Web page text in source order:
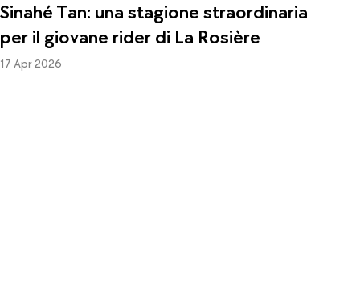
Sinahé Tan: una stagione straordinaria
per il giovane rider di La Rosière
17 Apr 2026